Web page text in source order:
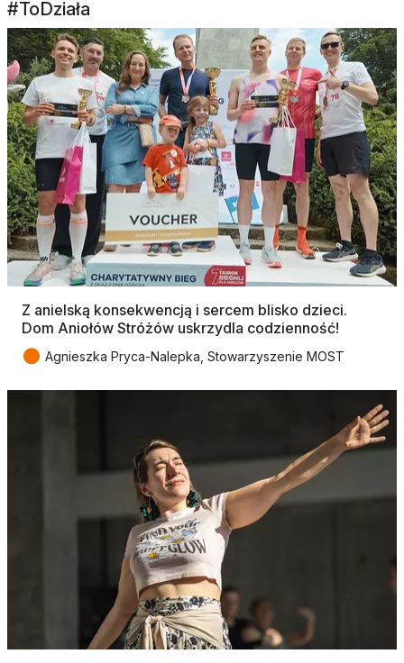
#ToDziała
Z anielską konsekwencją i sercem blisko dzieci.
Dom Aniołów Stróżów uskrzydla codzienność!
● Agnieszka Pryca-Nalepka, Stowarzyszenie MOST